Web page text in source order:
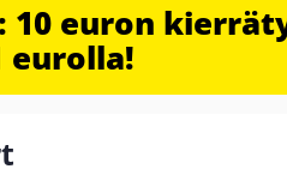
euron
eurolla!